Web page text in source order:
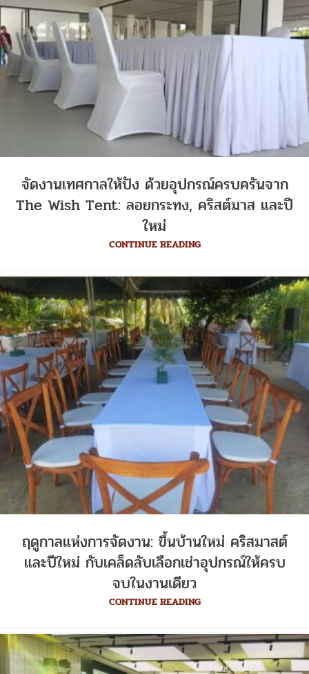
จัดงานเทศกาลให้ปัง ด้วยอุปกรณ์ครบครันจาก
The Wish Tent: ลอยกระทง, คริสต์มาส และปี
ใหม่
CONTINUE READING
ฤดูกาลแห่งการจัดงาน: ขึ้นบ้านใหม่ คริสมาสต์
และปีใหม่ กับเคล็ดลับเลือกเช่าอุปกรณ์ให้ครบ
จบในงานเดียว
CONTINUE READING